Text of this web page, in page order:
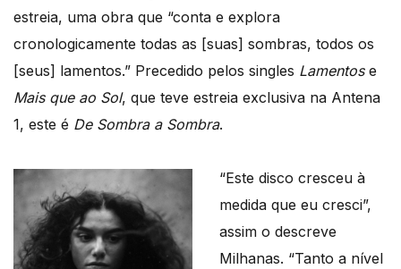
estreia, uma obra que “conta e explora
cronologicamente todas as [suas] sombras, todos os
[seus] lamentos.” Precedido pelos singles Lamentose
Mais que ao Sol, que teve estreia exclusiva na Antena
1, este é De Sombra a Sombra.
“Este disco cresceu à
medida que eu cresci”,
assim o descreve
Milhanas. “Tanto a nível